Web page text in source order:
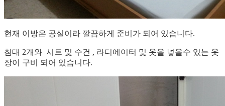
현재 이방은 공실이라 깔끔하게 준비가 되어 있습니다.
침대 2개와 시트 및 수건 , 라디에이터 및 옷을 넣을수 있는 옷
장이 구비 되어 있습니다.